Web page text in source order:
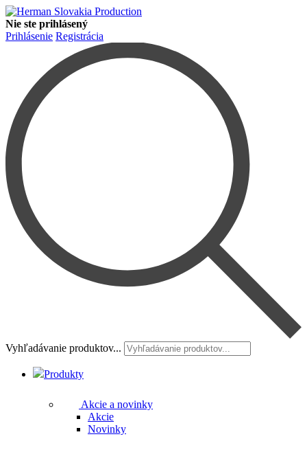
Nie ste prihlásený
Prihlásenie Registrácia
Vyhľadávanie produktov...
Produkty
Akcie a novinky
Akcie
Novinky